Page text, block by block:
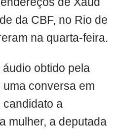
da CBF, no Rio de
na quarta-feira.
obtido pela
uma conversa em
candidato a
mulher, a deputada